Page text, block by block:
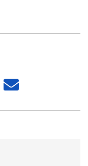
Share